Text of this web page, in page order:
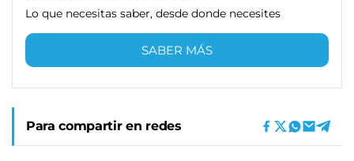
Lo que necesitas saber, desde donde necesites
SABER MÁS
Para compartir en redes